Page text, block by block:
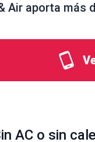
Air aporta
AC o sin